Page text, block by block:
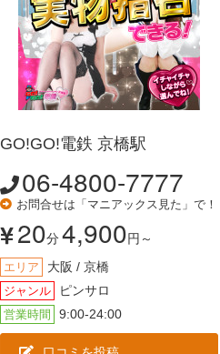
GO!GO!電鉄 京橋駅
06-4800-7777
お問合せは「マニアックス見た」で！
20分4,900円～
エリア 大阪 / 京橋
ジャンル ピンサロ
営業時間 9:00-24:00